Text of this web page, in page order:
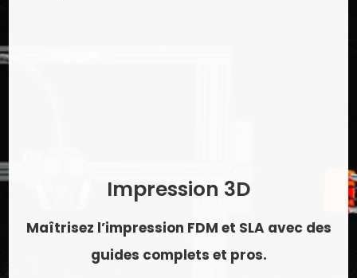
Impression 3D
Maîtrisez l’impression FDM et SLA avec des
guides complets et pros.